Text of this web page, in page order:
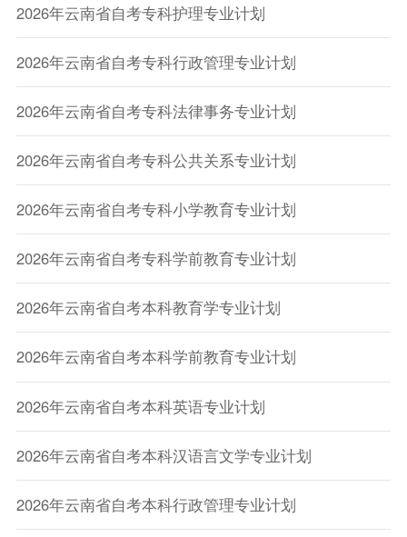
2026年云南省自考专科护理专业计划
2026年云南省自考专科行政管理专业计划
2026年云南省自考专科法律事务专业计划
2026年云南省自考专科公共关系专业计划
2026年云南省自考专科小学教育专业计划
2026年云南省自考专科学前教育专业计划
2026年云南省自考本科教育学专业计划
2026年云南省自考本科学前教育专业计划
2026年云南省自考本科英语专业计划
2026年云南省自考本科汉语言文学专业计划
2026年云南省自考本科行政管理专业计划